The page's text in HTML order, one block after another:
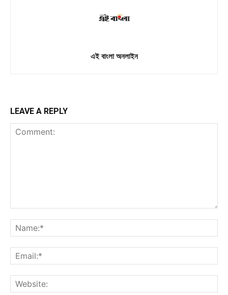
এই বাংলা অনলাইন
LEAVE A REPLY